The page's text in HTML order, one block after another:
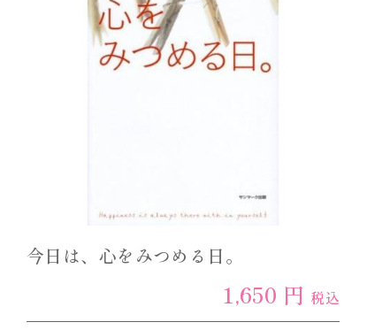
今日は、心をみつめる日。
1,650 円 税込